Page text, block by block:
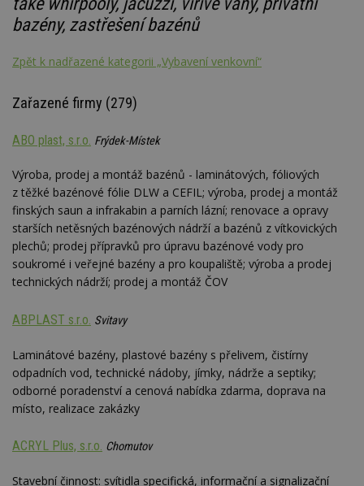
bazény, zastřešení bazénů
Zpět k nadřazené kategorii „Vybavení venkovní“
Zařazené firmy (279)
ABO plast, s.r.o. Frýdek-Místek
Výroba, prodej a montáž bazénů - laminátových, fóliových
z těžké bazénové fólie DLW a CEFIL; výroba, prodej a montáž
finských saun a infrakabin a parních lázní; renovace a opravy
starších netěsných bazénových nádrží a bazénů z vítkovických
plechů; prodej přípravků pro úpravu bazénové vody pro
soukromé i veřejné bazény a pro koupaliště; výroba a prodej
technických nádrží; prodej a montáž ČOV
ABPLAST s.r.o. Svitavy
Laminátové bazény, plastové bazény s přelivem, čistírny
odpadních vod, technické nádoby, jímky, nádrže a septiky;
odborné poradenství a cenová nabídka zdarma, doprava na
místo, realizace zakázky
ACRYL Plus, s.r.o. Chomutov
Stavební činnost: svítidla specifická, informační a signalizační